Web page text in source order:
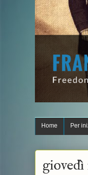
Home Per
giovedì